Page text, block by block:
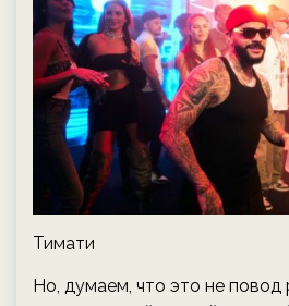
Тимати
Но, думаем, что это не повод